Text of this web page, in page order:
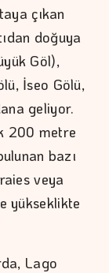
çıkan
doğuya
Göl),
İseo Gölü,
geliyor.
200 metre
bazı
veya
yükseklikte
Lago